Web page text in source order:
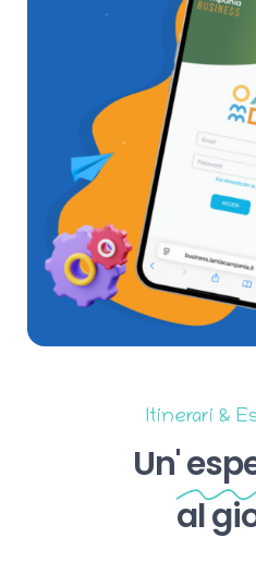
Itinerari &
Un'
al